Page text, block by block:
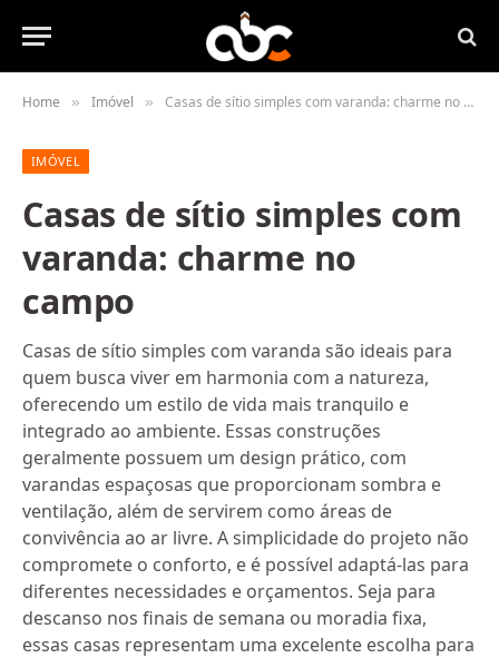
Home » Imóvel » Casas de sítio simples com varanda: charme no campo
IMÓVEL
Casas de sítio simples com
varanda: charme no
campo
Casas de sítio simples com varanda são ideais para
quem busca viver em harmonia com a natureza,
oferecendo um estilo de vida mais tranquilo e
integrado ao ambiente. Essas construções
geralmente possuem um design prático, com
varandas espaçosas que proporcionam sombra e
ventilação, além de servirem como áreas de
convivência ao ar livre. A simplicidade do projeto não
compromete o conforto, e é possível adaptá-las para
diferentes necessidades e orçamentos. Seja para
descanso nos finais de semana ou moradia fixa,
essas casas representam uma excelente escolha para